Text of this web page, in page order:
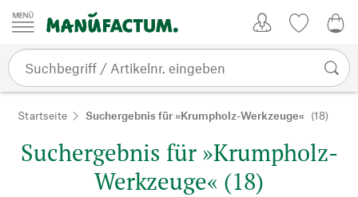
Zum Inhalt springen
Startseite Suchergebnis für »Krumpholz-Werkzeuge« (18)
Suchergebnis für »Krumpholz-
Werkzeuge« (18)